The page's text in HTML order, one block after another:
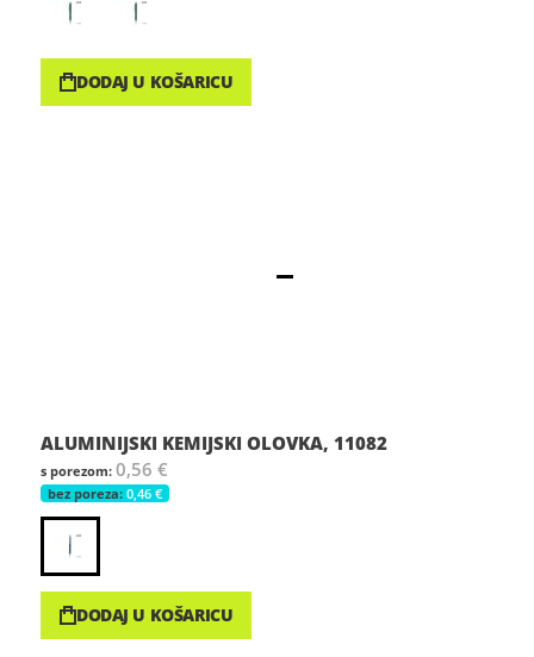
DODAJ U KOŠARICU
ALUMINIJSKI KEMIJSKI OLOVKA, 11082
0,56 €
0,46 €
DODAJ U KOŠARICU